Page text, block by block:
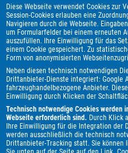
Diese Webseite verwendet Cookies zur
Session-Cookies erlauben eine
Navigieren durch die Webseite.
um Formularfelder bei einem erneuten
auszufüllen. Ihre Einwilligung für das
einem Cookie gespeichert. Zu
Form von anonymisierten
Neben diesen technisch notwendigen
Drittanbieter-Dienste integriert: Google
fahrzeughandelbezogene Anbieter.
Einwilligung durch Klicken der
Technisch notwendige Cookies werden
Webseite erforderlich sind. Durch Klick
Ihre Einwilligung für die Integration der
werden ausschließlich die technisch
Drittanbieter-Tracking statt. Sie können
Ford
Forster Foton
Davidson
Hobby Honda
Iveco
JAC Jaecoo
LMC
Lada Land Rover
MG
MINI Malibu
Mercedes-Benz
Mitsubishi
Opel
Peugeot Piaggio
Renault
Royal Alloy Seat
Subaru
Suzuki T@b
Volkswagen
Volvo